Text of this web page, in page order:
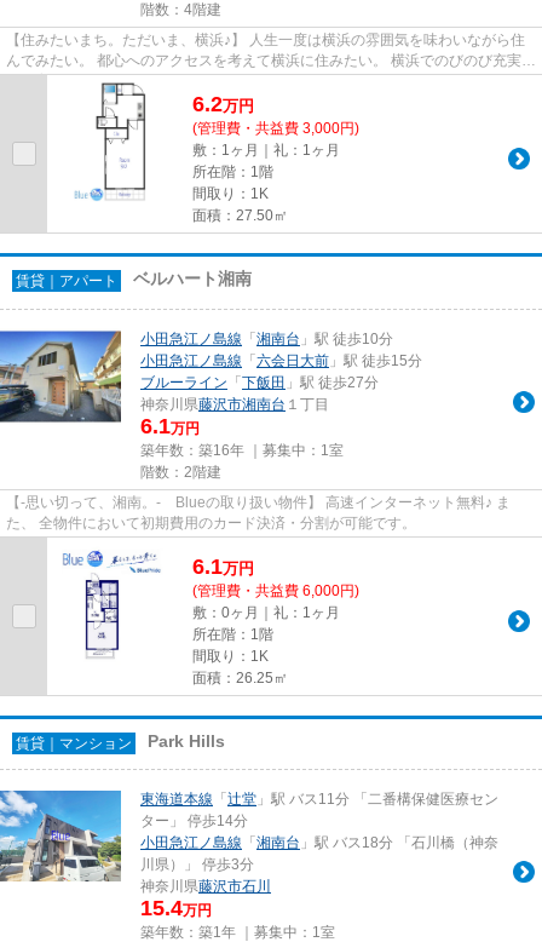
階数：4階建
【住みたいまち。ただいま、横浜♪】 人生一度は横浜の雰囲気を味わいながら住
んでみたい。 都心へのアクセスを考えて横浜に住みたい。 横浜でのびのび充実し
た子育てをしたい。 Blueは...
6.2万円
(管理費・共益費 3,000円)
敷：1ヶ月｜礼：1ヶ月
所在階：1階
間取り：1K
面積：27.50㎡
賃貸｜アパート ベルハート湘南
小田急江ノ島線 「 湘南台 」駅 徒歩10分
小田急江ノ島線 「 六会日大前 」駅 徒歩15分
ブルーライン 「 下飯田 」駅 徒歩27分
神奈川県藤沢市湘南台 １丁目
6.1万円
築年数：築16年 ｜募集中： 1室
階数：2階建
【-思い切って、湘南。- Blueの取り扱い物件】 高速インターネット無料♪ ま
た、 全物件において初期費用のカード決済・分割が可能です。
6.1万円
(管理費・共益費 6,000円)
敷：0ヶ月｜礼：1ヶ月
所在階：1階
間取り：1K
面積：26.25㎡
賃貸｜マンション Park Hills
東海道本線 「 辻堂 」駅 バス11分 「二番構保健医療セン
ター」 停歩14分
小田急江ノ島線 「 湘南台 」駅 バス18分 「石川橋（神奈
川県）」 停歩3分
神奈川県藤沢市石川
15.4万円
築年数：築1年 ｜募集中： 1室